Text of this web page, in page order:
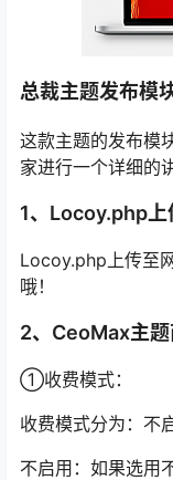
总裁主题发布模
这款主题的发布模
家进行一个详细的
1、Locoy.php上
Locoy.php上传至
哦！
2、CeoMax主
①收费模式：
收费模式分为：不
不启用：如果选用